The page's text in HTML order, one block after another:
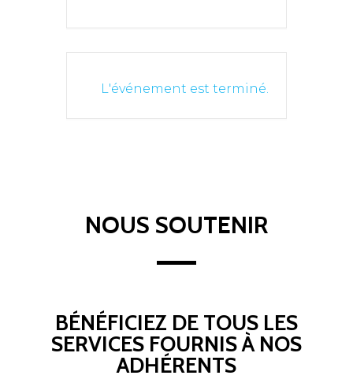
L'événement est terminé.
NOUS SOUTENIR
BÉNÉFICIEZ DE TOUS LES
SERVICES FOURNIS À NOS
ADHÉRENTS